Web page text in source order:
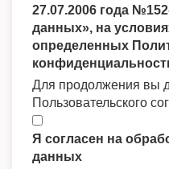
27.07.2006 года
данных», на
определенных
Для продолжения вы
Пользовательского
Я согласен на
данных